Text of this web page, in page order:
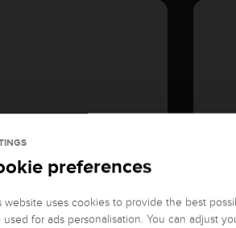
preferences
website uses cookies to provide the best
used for ads personalisation. You can adjust